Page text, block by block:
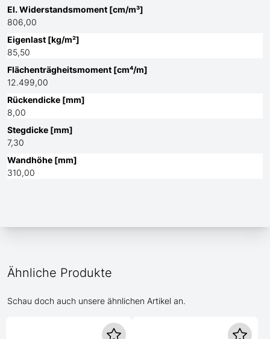
El. Widerstandsmoment [cm/m³]
806,00
Eigenlast [kg/m²]
85,50
Flächenträgheitsmoment [cm⁴/m]
12.499,00
Rückendicke [mm]
8,00
Stegdicke [mm]
7,30
Wandhöhe [mm]
310,00
Ähnliche Produkte
Schau doch auch unsere ähnlichen Artikel an.